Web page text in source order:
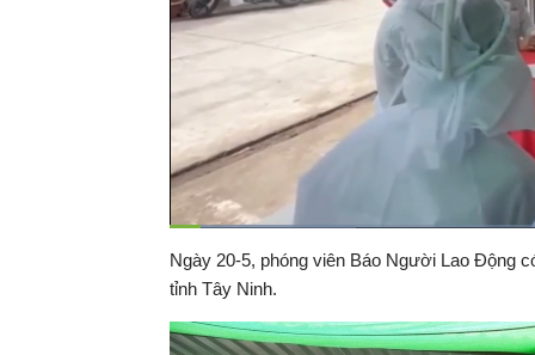
Backward
Tạm
dừng
Thời
0:09 / Duration
3:29
Đã
tải :
21.03%
Ngày 20-5, phóng viên Báo Người Lao Động
tỉnh Tây Ninh.